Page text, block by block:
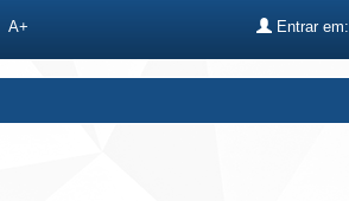
A+ Entrar em: